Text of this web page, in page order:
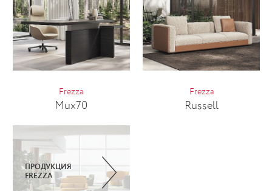
Frezza
Mux70
Frezza
Russell
ПРОДУКЦИЯ
FREZZA